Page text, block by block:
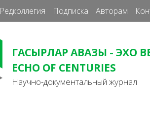
Редколлегия Подписка Авторам
ГАСЫРЛАР АВАЗЫ - ЭХО
ECHO OF CENTURIES
Научно-документальный журнал